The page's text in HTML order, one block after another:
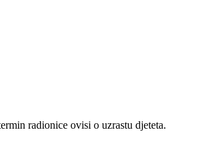
radionice ovisi o uzrastu djeteta.